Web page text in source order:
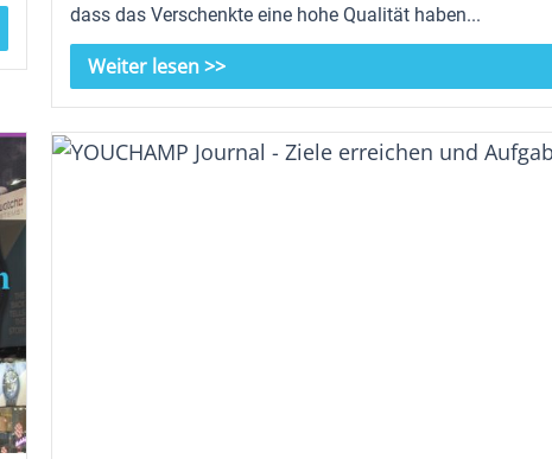
dass das Verschenkte eine hohe Qualität haben...
Weiter lesen >>